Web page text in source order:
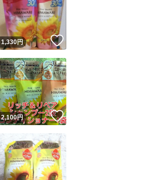
ね！
1,330円 いいね！
ね！
2,100円 いいね！